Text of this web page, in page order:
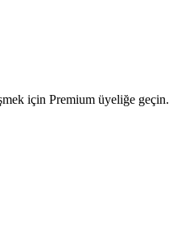
için Premium üyeliğe geçin.